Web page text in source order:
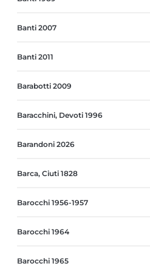
Banti 2007
Banti 2011
Barabotti 2009
Baracchini, Devoti 1996
Barandoni 2026
Barca, Ciuti 1828
Barocchi 1956-1957
Barocchi 1964
Barocchi 1965